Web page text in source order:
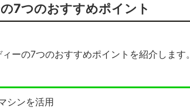
7つのおすすめポイント
ーの7つのおすすめポイントを紹介します。
シンを活用